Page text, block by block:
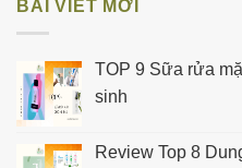
BÀI VIẾT MỚI
TOP 9 Sữa rửa
sinh
Review Top 8